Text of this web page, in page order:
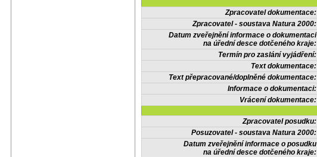
Zpracovatel dokumentace:
Zpracovatel - soustava Natura 2000:
Datum zveřejnění informace o dokumentaci
na úřední desce dotčeného kraje:
Termín pro zaslání vyjádření:
Text dokumentace:
Text přepracované/doplněné dokumentace:
Informace o dokumentaci:
Vrácení dokumentace:
Zpracovatel posudku:
Posuzovatel - soustava Natura 2000:
Datum zveřejnění informace o posudku
na úřední desce dotčeného kraje: